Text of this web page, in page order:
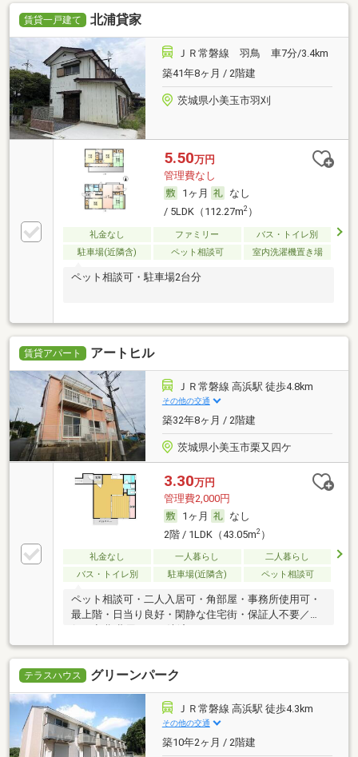
賃貸一戸建て 北浦貸家
ＪＲ常磐線 羽鳥 車7分/3.4km
築41年8ヶ月 / 2階建
茨城県小美玉市羽刈
5.50万円
管理費なし
1ヶ月
なし
/ 5LDK（112.27m2）
礼金なし ファミリー
バス・トイレ別
駐車場(近隣含)
ペット相談可 室内洗濯機置き場
ペット相談可・駐車場2台分
賃貸アパート アートヒル
ＪＲ常磐線 高浜駅 徒歩4.8km
その他の交通
築32年8ヶ月 / 2階建
茨城県小美玉市栗又四ケ
3.30万円
管理費2,000円
1ヶ月
なし
2階 / 1LDK（43.05m2）
礼金なし 一人暮らし
二人暮らし
バス・トイレ別
駐車場(近隣含) ペット相談可
ペット相談可・二人入居可・角部屋・事務所使用可・
最上階・日当り良好・閑静な住宅街・保証人不要／代
テラスハウス グリーンパーク
ＪＲ常磐線 高浜駅 徒歩4.3km
その他の交通
築10年2ヶ月 / 2階建